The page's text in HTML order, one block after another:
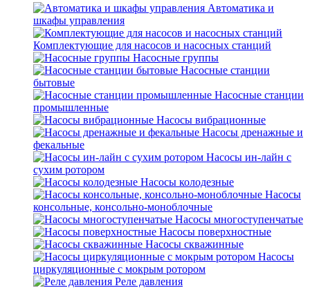
Автоматика и
шкафы управления
Комплектующие для насосов и насосных станций
Насосные группы
Насосные станции
бытовые
Насосные станции
промышленные
Насосы вибрационные
Насосы дренажные и
фекальные
Насосы ин-лайн с
сухим ротором
Насосы колодезные
Насосы
консольные, консольно-моноблочные
Насосы многоступенчатые
Насосы поверхностные
Насосы скважинные
Насосы
циркуляционные с мокрым ротором
Реле давления